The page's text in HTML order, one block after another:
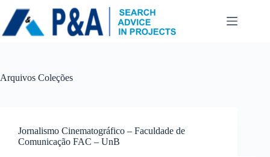
para
conteúdo
Arquivos Coleções
Jornalismo Cinematográfico – Faculdade de
Comunicação FAC – UnB